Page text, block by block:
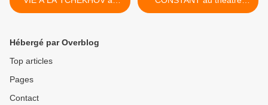
théâtre de la Contrescarpe
Hébertot >
Hébergé par Overblog
Top articles
Pages
Contact